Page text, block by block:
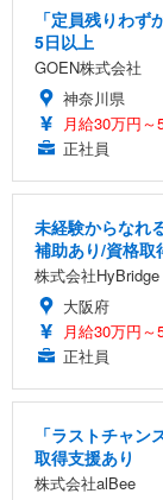
「定員残りわ
5日以上
GOEN株式会社
神奈川県
月給30万円～
正社員
未経験からなれ
補助あり/資格取
株式会社HyBridge
大阪府
月給30万円～
正社員
「ラストチャ
取得支援あり
株式会社alBee